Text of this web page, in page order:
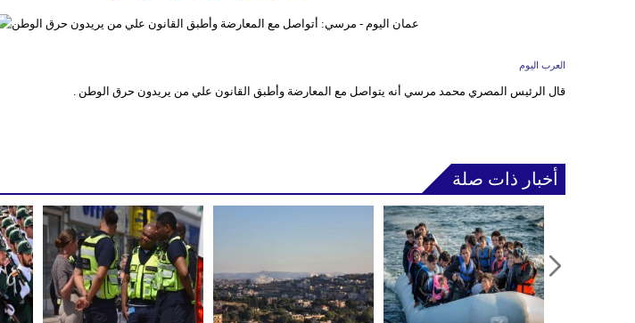
العرب اليوم
قال الرئيس المصري محمد مرسي أنه يتواصل مع المعارضة وأطبق القانون علي من يريدون حرق الوطن .
أخبار ذات صلة